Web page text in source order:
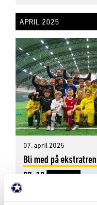
APRIL 2025
07. april 2025
Bli med på
G7-12AKADEMIET
Påmelding til